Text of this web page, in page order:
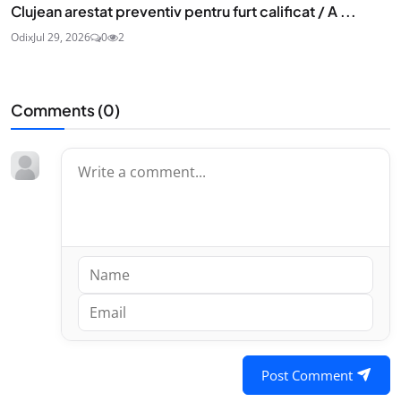
Clujean arestat preventiv pentru furt calificat / A ...
OdixJul 29, 2026 0 2
Comments (0)
Post Comment